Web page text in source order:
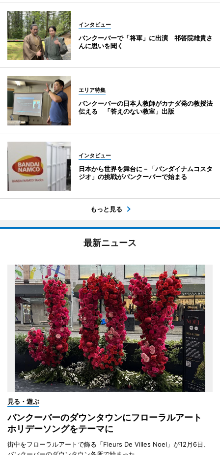
インタビュー
バンクーバーで「将軍」に出演 祁答院雄貴さ
んに思いを聞く
エリア特集
バンクーバーの日本人教師がカナダ発の教授法
伝える 「答えのない教室」出版
インタビュー
日本から世界を舞台に－「バンダイナムコスタ
ジオ」の挑戦がバンクーバーで始まる
もっと見る
最新ニュース
見る・遊ぶ
バンクーバーのダウンタウンにフローラルアート
ホリデーソングをテーマに
街中をフローラルアートで飾る「Fleurs De Villes Noel」が12月6日、